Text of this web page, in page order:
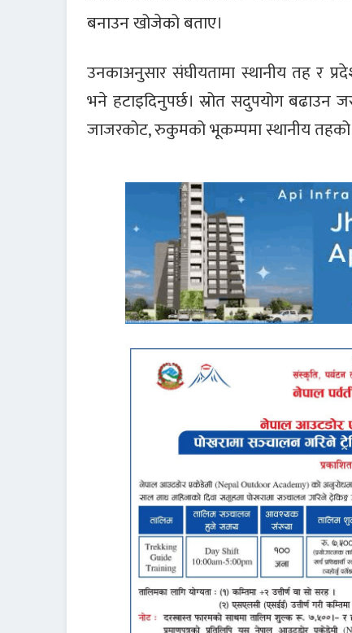
बनाउन खोजेको बताए।
उनकाअनुसार संघीयतामा स्थानीय तह र
भने हटाइदिनुपर्छ। स्रोत सदुपयोग बढाउन
जाजरकोट, रुकुमको भूकम्पमा स्थानीय